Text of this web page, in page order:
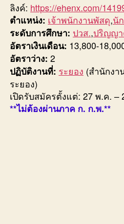
ลิงค์: https://ehenx.com/
ตำแหน่ง: เจ้าพนักงานพัสดุ,นั
ระดับการศึกษา: ปวส.,ปริญญ
อัตราเงินเดือน: 13,800-
อัตราว่าง: 2
ปฏิบัติงานที่: ระยอง (สำนักง
ระยอง)
เปิดรับสมัครตั้งแต่: 27 พ.ค. –
**ไม่ต้องผ่านภาค ก. ก.พ.**